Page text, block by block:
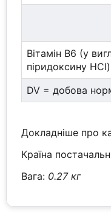
Вітамін B6 (у
піридоксину HCl)
DV = добова
Докладніше про
Країна
Вага: 0.27 кг